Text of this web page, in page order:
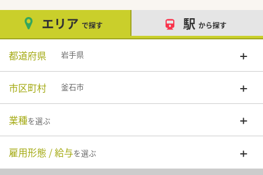
エリア で探す 駅 から探す
都道府県 岩手県
市区町村 釜石市
業種を選ぶ
雇用形態 / 給与を選ぶ